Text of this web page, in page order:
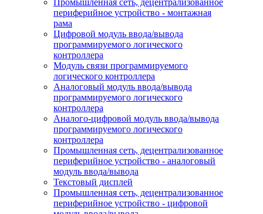
Промышленная сеть, децентрализованное
периферийное устройство - монтажная
рама
Цифровой модуль ввода/вывода
программируемого логического
контроллера
Модуль связи программируемого
логического контроллера
Аналоговый модуль ввода/вывода
программируемого логического
контроллера
Аналого-цифровой модуль ввода/вывода
программируемого логического
контроллера
Промышленная сеть, децентрализованное
периферийное устройство - аналоговый
модуль ввода/вывода
Текстовый дисплей
Промышленная сеть, децентрализованное
периферийное устройство - цифровой